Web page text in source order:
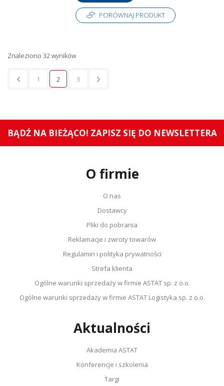
PORÓWNAJ PRODUKT
Znaleziono 32 wyników
1 2 3
BĄDŹ NA BIEŻĄCO! ZAPISZ SIĘ DO NEWSLETTERA
O firmie
O nas
Dostawcy
Pliki do pobrania
Reklamacje i zwroty towarów
Regulamin i polityka prywatności
Strefa klienta
Ogólne warunki sprzedaży w firmie ASTAT sp. z o.o.
Ogólne warunki sprzedaży w firmie ASTAT Logistyka sp. z o.o.
Aktualności
Akademia ASTAT
Konferencje i szkolenia
Targi